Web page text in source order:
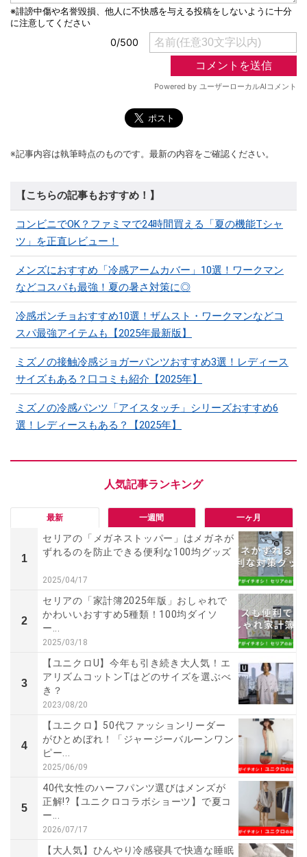
※記事内容は執筆時点のものです。最新の内容をご確認ください。
【こちらの記事もおすすめ！】
コンビニでOK？ファミマで24時間買える「夏の機能Tシャ
ツ」を正直レビュー！
メンズにおすすめ「冷感アームカバー」10選！ワークマン
などコスパも最強！夏の暑さ対策に◎
冷感ポンチョおすすめ10選！ザムスト・ワークマンなどコ
スパ最強アイテムも【2025年最新版】
ミズノの接触冷感ジョガーパンツおすすめ3選！レディース
サイズもある？口コミも紹介【2025年】
ミズノの冷感パンツ「アイスタッチ」シリーズおすすめ6
選！レディースもある？【2025年】
最新 一週間 一ヶ月
1
セリアの「メガネストッパー」はメガネが
ずれるのを防止できる便利な100均グッズ
2025/04/17
2
セリアの「家計簿2025年版」おしゃれで
かわいいおすすめ5種類！100均ダイソ
ー...
2025/03/18
3
【ユニクロU】今年も引き続き大人気！エ
アリズムコットンTはどのサイズを選ぶべ
き？
2023/08/20
4
【ユニクロ】50代ファッションリーダー
がひとめぼれ！「ジャージーバルーンワン
ピー...
2025/06/09
5
40代女性のハーフパンツ選びはメンズが
正解!?【ユニクロコラボショーツ】で夏コ
ー...
2026/07/17
【大人気】ひんやり冷感寝具で快適な睡眠